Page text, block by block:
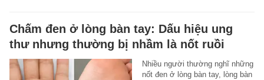
Chấm đen ở lòng bàn tay: Dấu hiệu ung
thư nhưng thường bị nhầm là nốt ruồi
Nhiều người thường nghĩ những
nốt đen ở lòng bàn tay, lòng bàn